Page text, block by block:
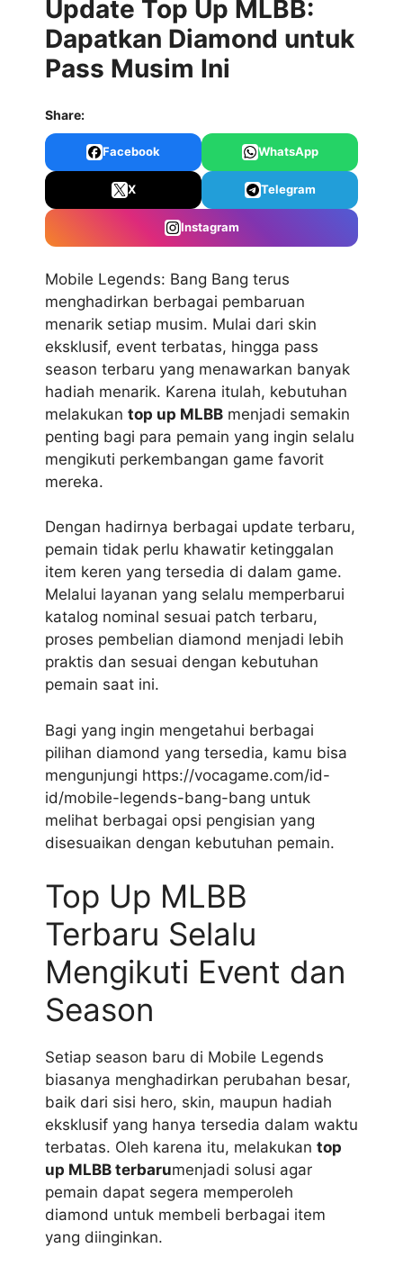
Update Top Up MLBB:
Dapatkan Diamond untuk
Pass Musim Ini
Share:
Facebook WhatsApp
X Telegram
Instagram
Mobile Legends: Bang Bang terus
menghadirkan berbagai pembaruan
menarik setiap musim. Mulai dari skin
eksklusif, event terbatas, hingga pass
season terbaru yang menawarkan banyak
hadiah menarik. Karena itulah, kebutuhan
melakukan top up MLBB menjadi semakin
penting bagi para pemain yang ingin selalu
mengikuti perkembangan game favorit
mereka.
Dengan hadirnya berbagai update terbaru,
pemain tidak perlu khawatir ketinggalan
item keren yang tersedia di dalam game.
Melalui layanan yang selalu memperbarui
katalog nominal sesuai patch terbaru,
proses pembelian diamond menjadi lebih
praktis dan sesuai dengan kebutuhan
pemain saat ini.
Bagi yang ingin mengetahui berbagai
pilihan diamond yang tersedia, kamu bisa
mengunjungi https://vocagame.com/id-
id/mobile-legends-bang-bang untuk
melihat berbagai opsi pengisian yang
disesuaikan dengan kebutuhan pemain.
Top Up MLBB
Terbaru Selalu
Mengikuti Event dan
Season
Setiap season baru di Mobile Legends
biasanya menghadirkan perubahan besar,
baik dari sisi hero, skin, maupun hadiah
eksklusif yang hanya tersedia dalam waktu
terbatas. Oleh karena itu, melakukan top
up MLBB terbarumenjadi solusi agar
pemain dapat segera memperoleh
diamond untuk membeli berbagai item
yang diinginkan.